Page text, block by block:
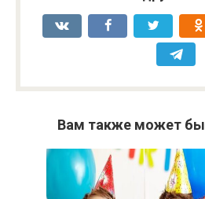
Вам также может